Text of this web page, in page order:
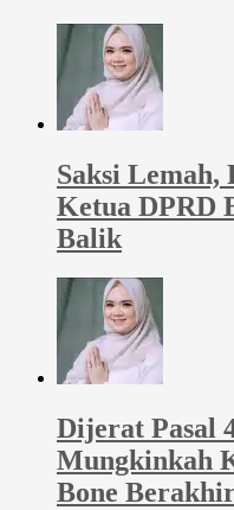
Saksi
Ketua DPRD
Balik
Dijerat Pasal
Mungkinkah
Bone